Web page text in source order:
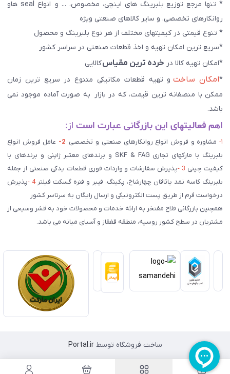
* تنها مرجع توزیع بلبرینگ های اینچی، مخصوص، ... و انواع seal هاو
روانکارهای تخصصی. و سایر کالاهای صنعتی ويژه
* تنوع قیمتی در کیفیتهای مختلف از هر نوع بلبرینگ و محصول
*سریع ترین امکان تهیه و اخذ قطعات صنعتی در سراسر کشور
*امکان تهیه کالا در خرده ترین مقیاسکالایی
*امکان ساختو تهیه قطعات مکانیکی متنوع در سریع ترین زمان
ممکن با منصفانه ترین قیمت، که در بازار به صورت آماده موجود نمی
باشد.
اهم فعالیتهای این بازرگانی عبارت است از:
۱- مشاوره و فروش انواع روانکارهای صنعتی و تخصصی 2-
عامل فروش انواع
بلبرینگ با مارکهای تجاری SKF & FAG و برندهای معتبر ژاپنی و برندهای با
کیفیت چینی 3 - پذیرش سفارشات و واردات فوری قطعات یدکی صنعتی از جمله
بلبرینگ کاسه نمد یاتاقان چهارشاخ، پکینگ، فیبر و فنره گسکت فیلتر4 - پذیرش
درخواست فرم از طریق پست الکترونیکی و ارسال رایگان به سرتاسر کشور
همچنین بازرگانی فلاح مفتخر به ارائه خدمات و محصولات خود به قشر وسیعی از
مشتریان در سطح کشور روسیه، منطقه قفقاز و آسیای میانه می باشد.
ساخت فروشگاه توسطPortal.ir